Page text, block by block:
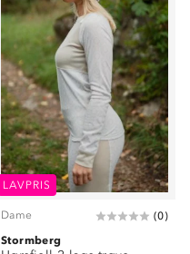
LAVPRIS
Dame (0)
Stormberg